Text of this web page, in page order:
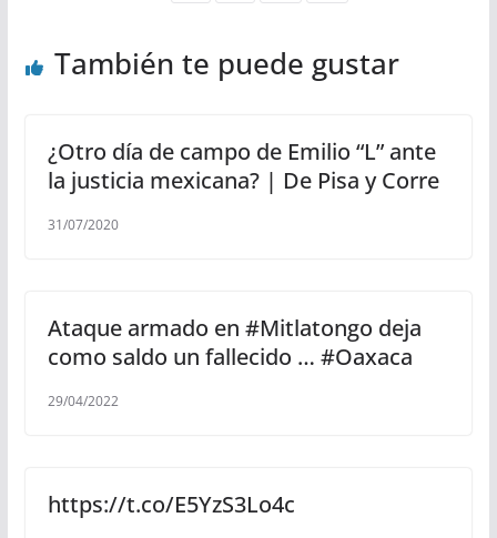
También te puede gustar
¿Otro día de campo de Emilio “L” ante
la justicia mexicana? | De Pisa y Corre
31/07/2020
Ataque armado en #Mitlatongo deja
como saldo un fallecido … #Oaxaca
29/04/2022
https://t.co/E5YzS3Lo4c